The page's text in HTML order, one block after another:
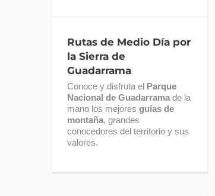
Rutas de Medio Día por
la Sierra de
Guadarrama
Conoce y disfruta el Parque
Nacional de Guadarrama de la
mano los mejores guías de
montaña, grandes
conocedores del territorio y sus
valores.